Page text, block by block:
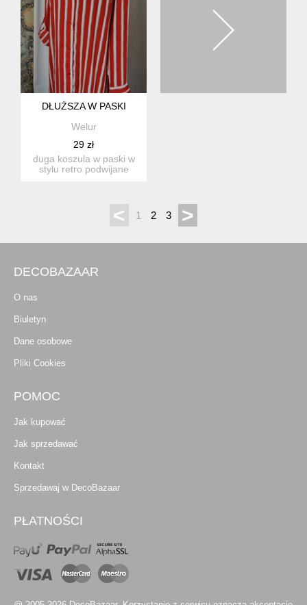
DŁUŻSZA W PASKI
Welur
29 zł
duga koszula w paski w
stylu retro podwijane
< 1 2 3 >
DECOBAZAAR
O nas
Biuletyn
Dane osobowe
Pliki Cookies
POMOC
Jak kupować
Jak sprzedawać
Kontakt
Sprzedawaj w DecoBazaar
PŁATNOŚCI